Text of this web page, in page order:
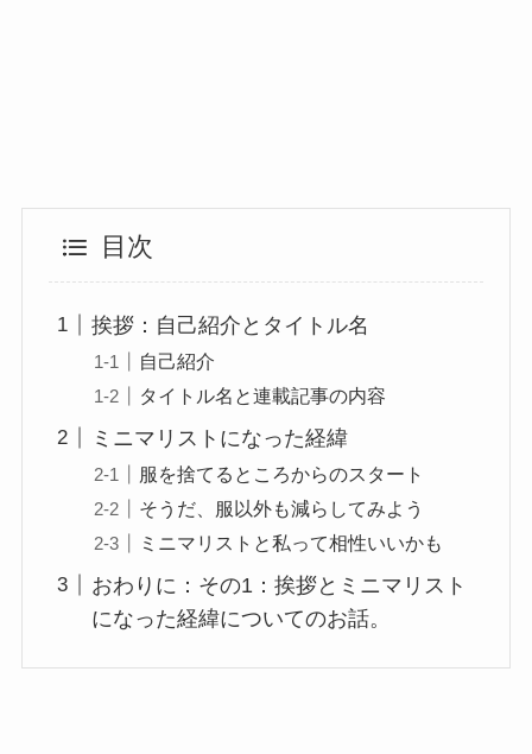
目次
挨拶：自己紹介とタイトル名
自己紹介
タイトル名と連載記事の内容
ミニマリストになった経緯
服を捨てるところからのスタート
そうだ、服以外も減らしてみよう
ミニマリストと私って相性いいかも
おわりに：その1：挨拶とミニマリスト
になった経緯についてのお話。